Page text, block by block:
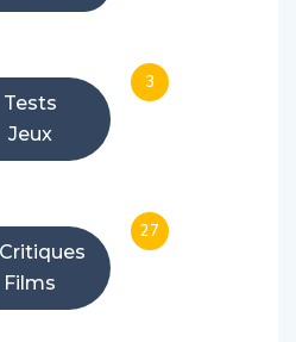
Tests
Jeux
3
Critiques
Films
27